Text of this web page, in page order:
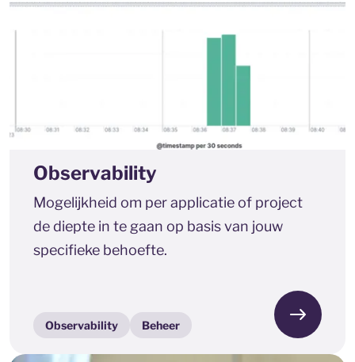
Observability
Mogelijkheid om per applicatie of project
de diepte in te gaan op basis van jouw
specifieke behoefte.
Observability Beheer